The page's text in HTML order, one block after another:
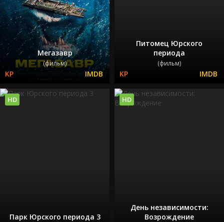
Мегазавр
(фильм)
Питомец Юрского
периода
(фильм)
Парк Юрского периода 3
HD
День независимости:
Возрождение
HD